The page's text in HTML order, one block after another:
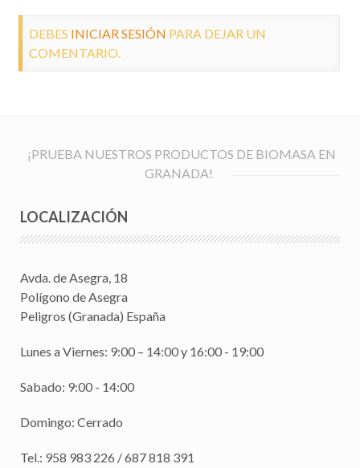
DEBES INICIAR SESIÓN PARA DEJAR UN
COMENTARIO.
¡PRUEBA NUESTROS PRODUCTOS DE BIOMASA EN
GRANADA!
LOCALIZACIÓN
Avda. de Asegra, 18
Polígono de Asegra
Peligros (Granada) España
Lunes a Viernes: 9:00 – 14:00 y 16:00 - 19:00
Sabado: 9:00 - 14:00
Domingo: Cerrado
Tel.: 958 983 226 /687 818 391